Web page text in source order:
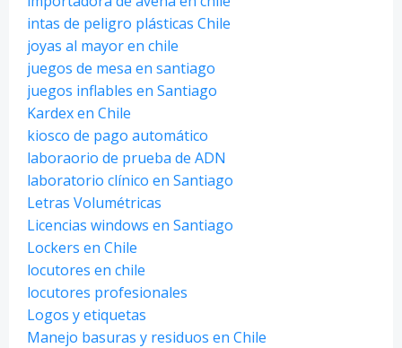
intas de peligro plásticas Chile
joyas al mayor en chile
juegos de mesa en santiago
juegos inflables en Santiago
Kardex en Chile
kiosco de pago automático
laboraorio de prueba de ADN
laboratorio clínico en Santiago
Letras Volumétricas
Licencias windows en Santiago
Lockers en Chile
locutores en chile
locutores profesionales
Logos y etiquetas
Manejo basuras y residuos en Chile